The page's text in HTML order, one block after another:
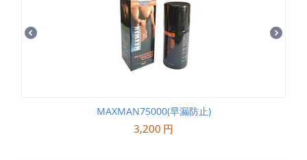
MAXMAN75000(早漏防止)
3,200 円